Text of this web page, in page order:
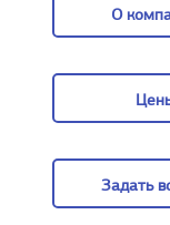
О
Задать